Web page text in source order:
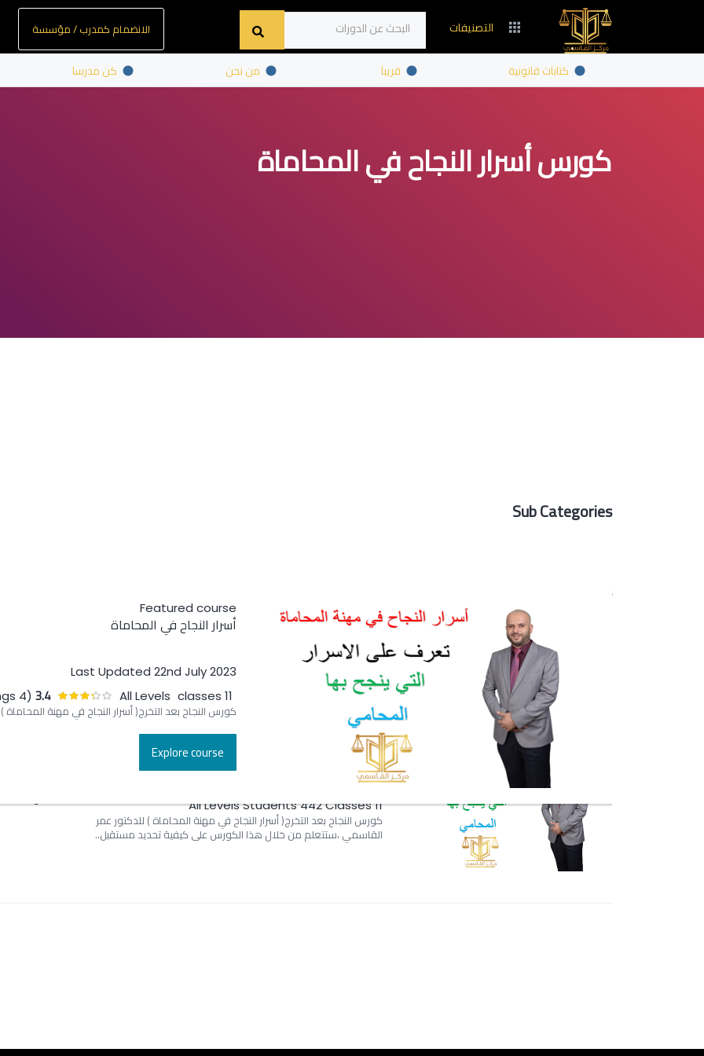
التصنيفات الانضمام كمدرب / مؤسسة
كتابات قانونية قريبا من نحن كن مدرسا
كورس أسرار النجاح في المحاماة
Featured course
أسرار النجاح في المحاماة
Last Updated 22nd July 2023
11 classes
All Levels
3.4
(4 ratings)
كورس النجاح بعد التخرج( أسرار النجاح في مهنة المحاماة
Explore course
Sub Categories
كورس أسرار النجاح في المحاماة Courses
أسرار النجاح في المحاماة
11 Classes
442 Students
All Levels
كورس النجاح بعد التخرج( أسرار النجاح في مهنة المحاماة ) للدكتور عمر
القاسمي ،ستتعلم من خلال هذا الكورس على كيفية تحديد مستقبل..